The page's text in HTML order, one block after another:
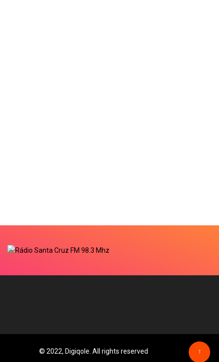
© 2022, Digiqole. All rights reserved ↑